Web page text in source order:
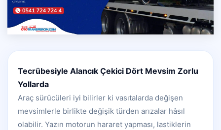
Tecrübesiyle Alancık Çekici Dört Mevsim Zorlu
Yollarda
Araç sürücüleri iyi bilirler ki vasıtalarda değişen
mevsimlerle birlikte değişik türden arızalar hâsıl
olabilir. Yazın motorun hararet yapması, lastiklerin